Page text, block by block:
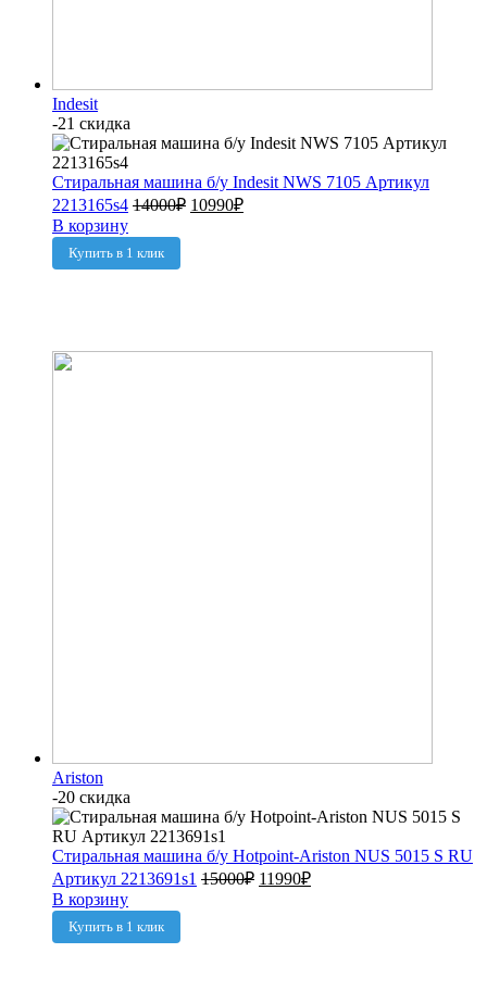
Indesit
-21 скидка
Стиральная машина б/у Indesit NWS 7105 Артикул
2213165s4 14000₽ 10990₽
В корзину
Купить в 1 клик
Ariston
-20 скидка
Стиральная машина б/у Hotpoint-Ariston NUS 5015 S RU
Артикул 2213691s1 15000₽ 11990₽
В корзину
Купить в 1 клик